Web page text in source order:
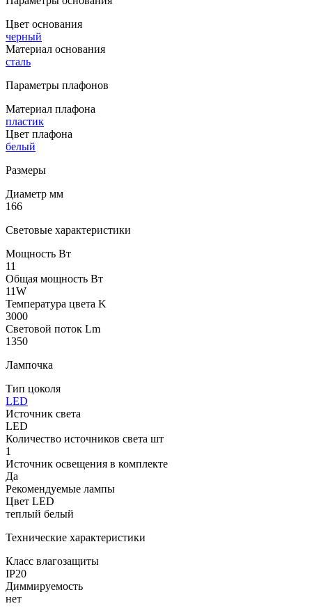
Цвет основания
черный
Материал основания
сталь
Параметры плафонов
Материал плафона
пластик
Цвет плафона
белый
Размеры
Диаметр мм
166
Световые характеристики
Мощность Вт
11
Общая мощность Вт
11W
Температура цвета K
3000
Световой поток Lm
1350
Лампочка
Тип цоколя
LED
Источник света
LED
Количество источников света шт
1
Источник освещения в комплекте
Да
Рекомендуемые лампы
Цвет LED
теплый белый
Технические характеристики
Класс влагозащиты
IP20
Диммируемость
нет